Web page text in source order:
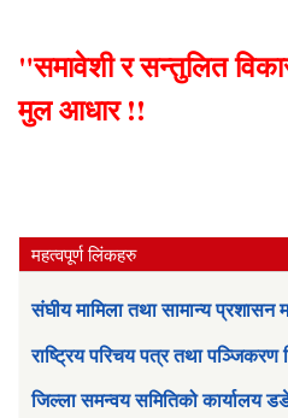
"समावेशी र सन्तुलित
मुल आधार !!
महत्वपूर्ण लिंकहरु
संघीय मामिला तथा सामान्य प्रशासन
राष्ट्रिय परिचय पत्र तथा पञ्जिकरण
जिल्ला समन्वय समितिको कार्यालय